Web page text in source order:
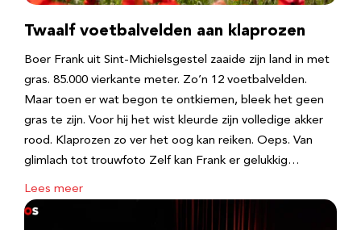
Twaalf voetbalvelden aan klaprozen
Boer Frank uit Sint-Michielsgestel zaaide zijn land in met
gras. 85.000 vierkante meter. Zo’n 12 voetbalvelden.
Maar toen er wat begon te ontkiemen, bleek het geen
gras te zijn. Voor hij het wist kleurde zijn volledige akker
rood. Klaprozen zo ver het oog kan reiken. Oeps. Van
glimlach tot trouwfoto Zelf kan Frank er gelukkig…
Lees meer